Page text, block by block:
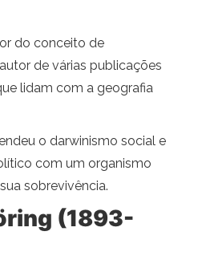
do conceito de
autor de várias publicações
lidam com a geografia
o darwinismo social e
com um organismo
sobrevivência.
(1893-